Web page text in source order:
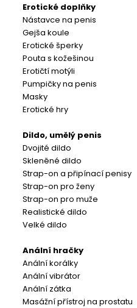
Erotické doplňky
Nástavce na penis
Gejša koule
Erotické šperky
Pouta s kožešinou
Erotičtí motýli
Pumpičky na penis
Masky
Erotické hry
Dildo, umělý penis
Dvojité dildo
Skleněné dildo
Strap-on a připínací penisy
Strap-on pro ženy
Strap-on pro muže
Realistické dildo
Velké dildo
Anální hračky
Anální korálky
Anální vibrátor
Anální zátka
Masážní přístroj na prostatu